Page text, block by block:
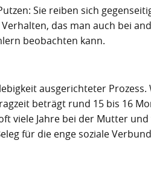
Sie reiben sich
das man auch bei
beobachten kann.
ausgerichteter Prozess.
beträgt rund 15 bis 16
viele Jahre bei der Mutter und
für die enge soziale